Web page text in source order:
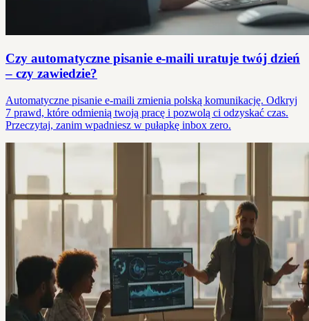
Czy automatyczne pisanie e-maili uratuje twój dzień
– czy zawiedzie?
Automatyczne pisanie e-maili zmienia polską komunikację. Odkryj
7 prawd, które odmienią twoją pracę i pozwolą ci odzyskać czas.
Przeczytaj, zanim wpadniesz w pułapkę inbox zero.